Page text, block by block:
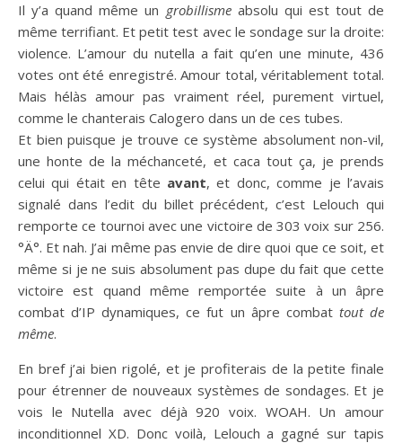
Il y’a quand même un grobillismeabsolu qui est tout de
même terrifiant. Et petit test avec le sondage sur la droite:
violence. L’amour du nutella a fait qu’en une minute, 436
votes ont été enregistré. Amour total, véritablement total.
Mais hélàs amour pas vraiment réel, purement virtuel,
comme le chanterais Calogero dans un de ces tubes.
Et bien puisque je trouve ce système absolument non-vil,
une honte de la méchanceté, et caca tout ça, je prends
celui qui était en tête avant, et donc, comme je l’avais
signalé dans l’edit du billet précédent, c’est Lelouch qui
remporte ce tournoi avec une victoire de 303 voix sur 256.
°Ä°. Et nah. J’ai même pas envie de dire quoi que ce soit, et
même si je ne suis absolument pas dupe du fait que cette
victoire est quand même remportée suite à un âpre
combat d’IP dynamiques, ce fut un âpre combat tout de
même.
En bref j’ai bien rigolé, et je profiterais de la petite finale
pour étrenner de nouveaux systèmes de sondages. Et je
vois le Nutella avec déjà 920 voix. WOAH. Un amour
inconditionnel XD. Donc voilà, Lelouch a gagné sur tapis